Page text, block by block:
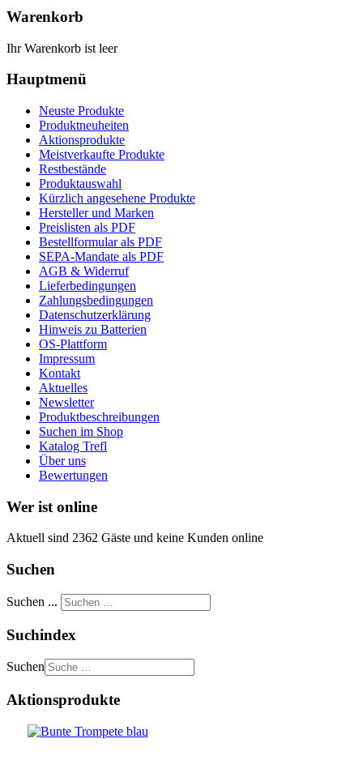
Warenkorb
Ihr Warenkorb ist leer
Hauptmenü
Neuste Produkte
Produktneuheiten
Aktionsprodukte
Meistverkaufte Produkte
Restbestände
Produktauswahl
Kürzlich angesehene Produkte
Hersteller und Marken
Preislisten als PDF
Bestellformular als PDF
SEPA-Mandate als PDF
AGB & Widerruf
Lieferbedingungen
Zahlungsbedingungen
Datenschutzerklärung
Hinweis zu Batterien
OS-Plattform
Impressum
Kontakt
Aktuelles
Newsletter
Produktbeschreibungen
Suchen im Shop
Katalog Trefl
Über uns
Bewertungen
Wer ist online
Aktuell sind 2362 Gäste und keine Kunden online
Suchen
Suchen ...
Suchindex
Suchen
Aktionsprodukte